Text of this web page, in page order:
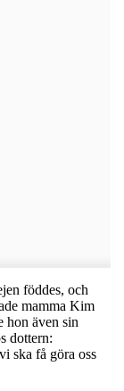
föddes, och
mamma Kim
hon även sin
dottern:
ska få göra oss